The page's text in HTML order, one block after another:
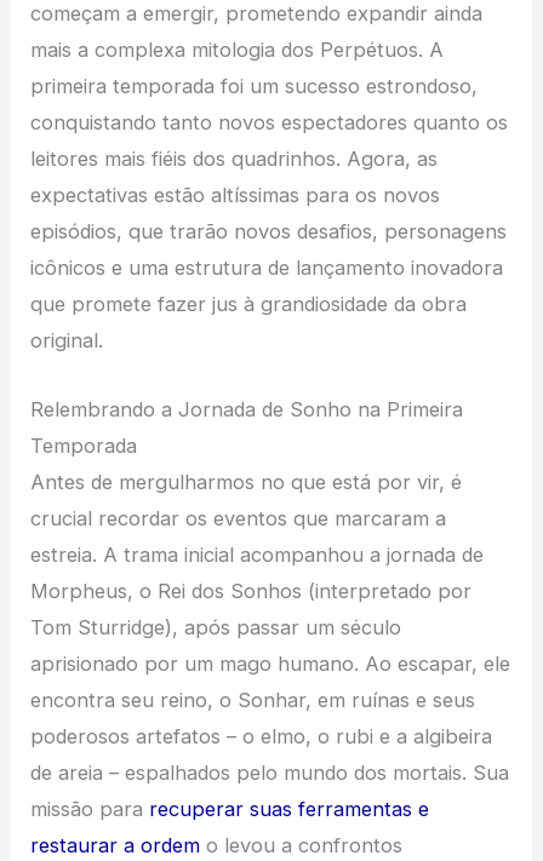
começam a emergir, prometendo expandir ainda
mais a complexa mitologia dos Perpétuos. A
primeira temporada foi um sucesso estrondoso,
conquistando tanto novos espectadores quanto os
leitores mais fiéis dos quadrinhos. Agora, as
expectativas estão altíssimas para os novos
episódios, que trarão novos desafios, personagens
icônicos e uma estrutura de lançamento inovadora
que promete fazer jus à grandiosidade da obra
original.
Relembrando a Jornada de Sonho na Primeira
Temporada
Antes de mergulharmos no que está por vir, é
crucial recordar os eventos que marcaram a
estreia. A trama inicial acompanhou a jornada de
Morpheus, o Rei dos Sonhos (interpretado por
Tom Sturridge), após passar um século
aprisionado por um mago humano. Ao escapar, ele
encontra seu reino, o Sonhar, em ruínas e seus
poderosos artefatos – o elmo, o rubi e a algibeira
de areia – espalhados pelo mundo dos mortais. Sua
missão para recuperar suas ferramentas e
restaurar a ordem o levou a confrontos